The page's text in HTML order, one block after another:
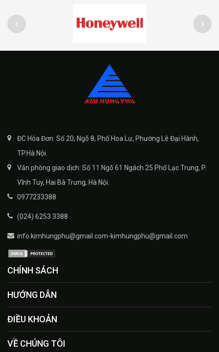
ĐC Hóa Đơn: Số 20, Ngõ 8, Phố Hoa Lư, Phường Lê Đại Hành,
TP.Hà Nội.
Văn phòng giao dịch: Số 11 Ngõ 61 Ngách 25 Phố Lạc Trung, P.
Vĩnh Tuy, Hai Bà Trưng, Hà Nội.
0977233388
(024) 6253 3388
info.kimhungphu@gmail.com-kimhungphu@gmail.com
CHÍNH SÁCH
HƯỚNG DẪN
ĐIỀU KHOẢN
VỀ CHÚNG TÔI